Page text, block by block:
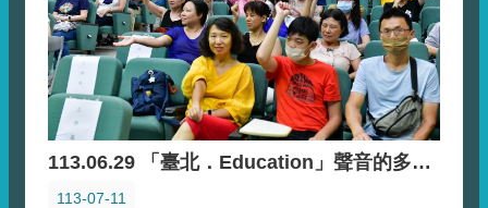
113.06.29 「臺北．Education」聲音的多重宇宙聽友會
113-07-11